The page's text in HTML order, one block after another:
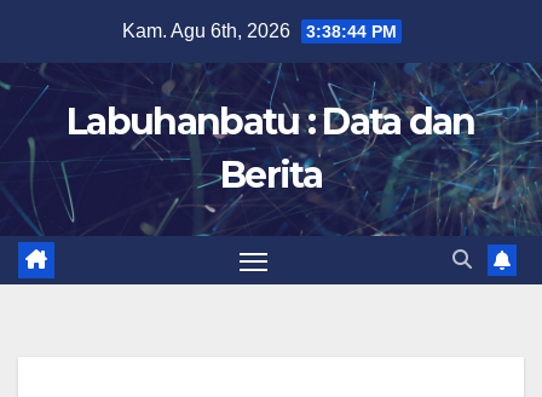
content
Kam. Agu 6th, 2026 3:38:45 PM
Labuhanbatu : Data dan
Berita